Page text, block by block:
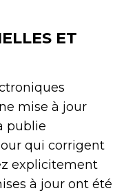
ET
mise à jour
publie
qui corrigent
explicitement
à jour ont été